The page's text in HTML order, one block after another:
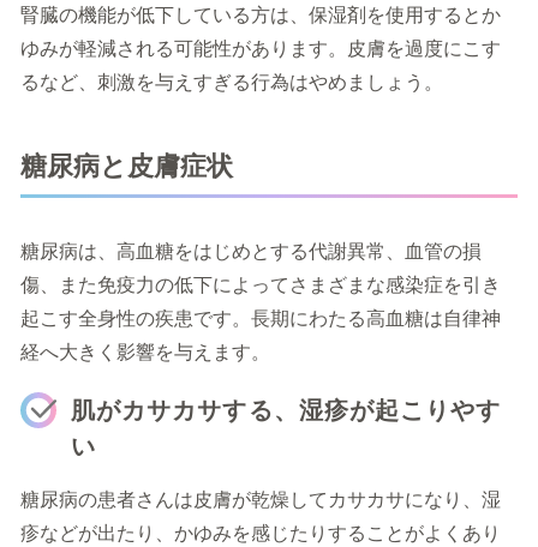
腎臓の機能が低下している方は、保湿剤を使用するとか
ゆみが軽減される可能性があります。皮膚を過度にこす
るなど、刺激を与えすぎる行為はやめましょう。
糖尿病と皮膚症状
糖尿病は、高血糖をはじめとする代謝異常、血管の損
傷、また免疫力の低下によってさまざまな感染症を引き
起こす全身性の疾患です。長期にわたる高血糖は自律神
経へ大きく影響を与えます。
肌がカサカサする、湿疹が起こりやす
い
糖尿病の患者さんは皮膚が乾燥してカサカサになり、湿
疹などが出たり、かゆみを感じたりすることがよくあり